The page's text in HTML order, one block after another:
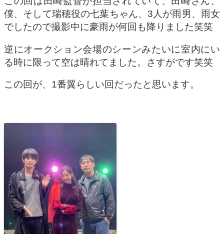
僕、そして瑞穂役の七葉ちゃん、3人が雨男、雨女
でしたので撮影中に豪雨が何回も降りました笑笑
逆にオークション会場のシーンみたいに室内にい
る時に限って空は晴れてました。さすがです笑笑
この回が、1番翼らしい回だったと思います。